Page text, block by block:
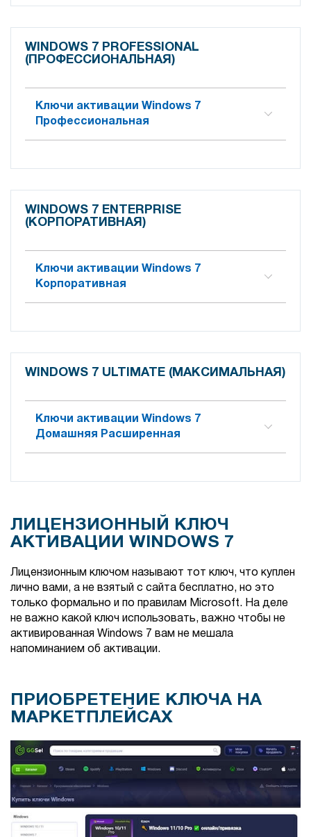
WINDOWS 7 PROFESSIONAL
(ПРОФЕССИОНАЛЬНАЯ)
Ключи активации Windows 7
Профессиональная
WINDOWS 7 ENTERPRISE
(КОРПОРАТИВНАЯ)
Ключи активации Windows 7
Корпоративная
WINDOWS 7 ULTIMATE (МАКСИМАЛЬНАЯ)
Ключи активации Windows 7
Домашняя Расширенная
ЛИЦЕНЗИОННЫЙ КЛЮЧ
АКТИВАЦИИ WINDOWS 7
Лицензионным ключом называют тот ключ, что куплен
лично вами, а не взятый с сайта бесплатно, но это
только формально и по правилам Microsoft. На деле
не важно какой ключ использовать, важно чтобы не
активированная Windows 7 вам не мешала
напоминанием об активации.
ПРИОБРЕТЕНИЕ КЛЮЧА НА
МАРКЕТПЛЕЙСАХ